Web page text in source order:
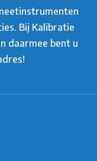
Bij Kalibratie
daarmee bent u